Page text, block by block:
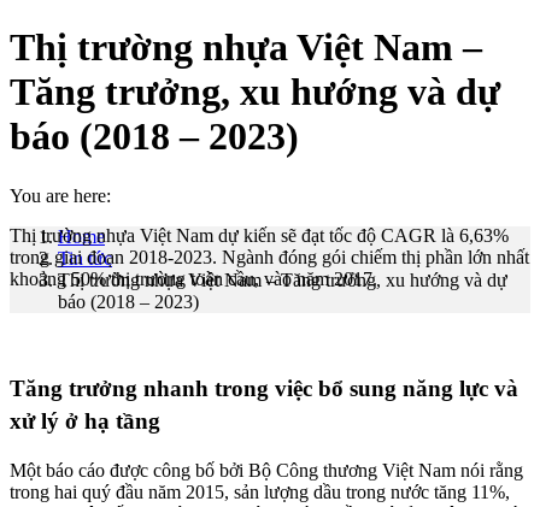
Thị trường nhựa Việt Nam –
Tăng trưởng, xu hướng và dự
báo (2018 – 2023)
You are here:
Home
Tin tức
Thị trường nhựa Việt Nam – Tăng trưởng, xu hướng và dự
báo (2018 – 2023)
Thị trường nhựa Việt Nam dự kiến ​​sẽ đạt tốc độ CAGR là 6,63%
trong giai đoạn 2018-2023. Ngành đóng gói chiếm thị phần lớn nhất
khoảng 50% thị trường toàn cầu, vào năm 2017.
Tăng trưởng nhanh trong việc bổ sung năng lực và
xử lý ở hạ tầng
Một báo cáo được công bố bởi Bộ Công thương Việt Nam nói rằng
trong hai quý đầu năm 2015, sản lượng dầu trong nước tăng 11%,